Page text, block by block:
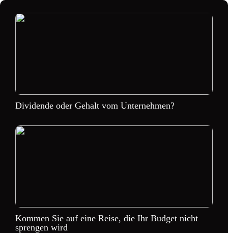
Dividende oder Gehalt vom Unternehmen?
Kommen Sie auf eine Reise, die Ihr Budget nicht
sprengen wird